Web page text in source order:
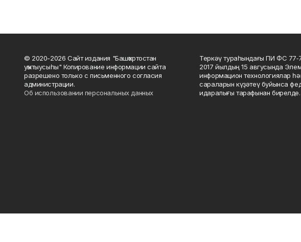
© 2020-2026 Сайт издания "Башҡортостан
уҡытыусыһы" Копирование информации сайта
разрешено только с письменного согласия
администрации.
Об использовании персональных данных
Теркәү тураһындағы ПИ ФС
2017 йылдың 15 авгусында
информацион технологиялар
сараларын күҙәтеү буйынса
идаралығы тарафынан бирелде.